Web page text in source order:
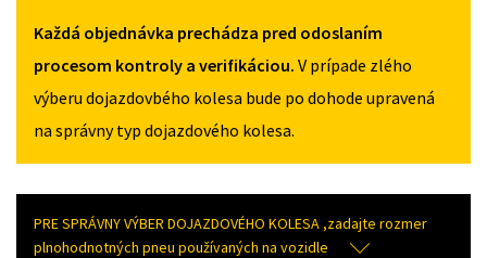
Každá objednávka prechádza pred odoslaním
procesom kontroly a verifikáciou. V prípade zlého
výberu dojazdovbého kolesa bude po dohode upravená
na správny typ dojazdového kolesa.
PRE SPRÁVNY VÝBER DOJAZDOVÉHO KOLESA ,zadajte rozmer
plnohodnotných pneu používaných na vozidle